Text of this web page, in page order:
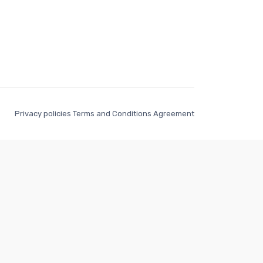
Privacy policies Terms and Conditions Agreement